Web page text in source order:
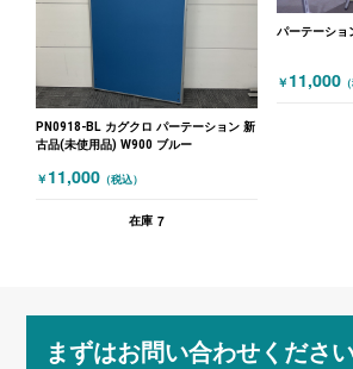
PN0918-BL カグクロ パーテーション 新
古品(未使用品) W900 ブルー
￥ 11,000 （税込）
在庫 7
パーテーショ
￥ 11,000
まずはお問い合わせくださ